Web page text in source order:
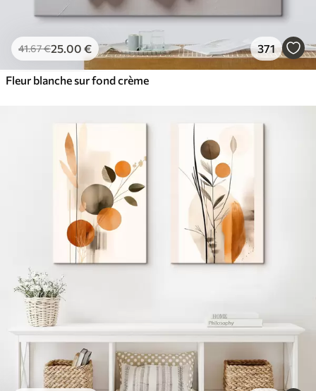
41.67€25.00 € 371
Fleur blanche sur fond crème